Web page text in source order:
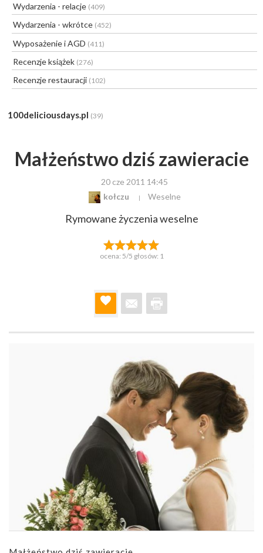
Wydarzenia - relacje (409)
Wydarzenia - wkrótce (452)
Wyposażenie i AGD (411)
Recenzje książek (276)
Recenzje restauracji (102)
100deliciousdays.pl (39)
Małżeństwo dziś zawieracie
20 cze 2011 14:45
kołczu
Weselne
Rymowane życzenia weselne
ocena: 5/5 głosów: 1